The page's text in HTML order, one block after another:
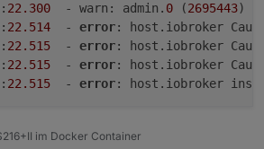
: 22.300
  - warn: admin.
0 (2695443
: 22.514
  -
error: host.iobroker
: 22.515
  -
error: host.iobroker
: 22.515
  -
error: host.iobroker
: 22.515
  -
error: host.iobroker
im Docker Container